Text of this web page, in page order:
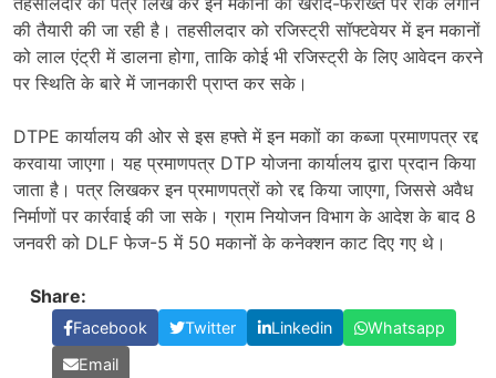
की तैयारी की जा रही है। तहसीलदार को रजिस्ट्री सॉफ्टवेयर में इन मकानों
को लाल एंट्री में डालना होगा, ताकि कोई भी रजिस्ट्री के लिए आवेदन करने
पर स्थिति के बारे में जानकारी प्राप्त कर सके।
DTPE कार्यालय की ओर से इस हफ्ते में इन मकाों का कब्जा प्रमाणपत्र रद्द
करवाया जाएगा। यह प्रमाणपत्र DTP योजना कार्यालय द्वारा प्रदान किया
जाता है। पत्र लिखकर इन प्रमाणपत्रों को रद्द किया जाएगा, जिससे अवैध
निर्माणों पर कार्रवाई की जा सके। ग्राम नियोजन विभाग के आदेश के बाद 8
जनवरी को DLF फेज-5 में 50 मकानों के कनेक्शन काट दिए गए थे।
Share:
Facebook Twitter Linkedin
Whatsapp
Email